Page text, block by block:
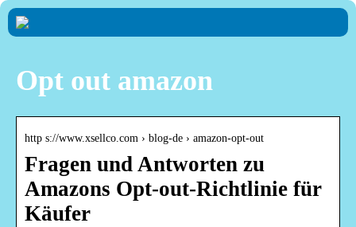
Opt out amazon
http s://www.xsellco.com › blog-de › amazon-opt-out
Fragen und Antworten zu
Amazons Opt-out-Richtlinie für
Käufer